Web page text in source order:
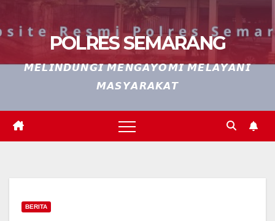
POLRES SEMARANG
𝙈𝙀𝙇𝙄𝙉𝘿𝙐𝙉𝙂𝙄 𝙈𝙀𝙉𝙂𝘼𝙔𝙊𝙈𝙄 𝙈𝙀𝙇𝘼𝙔𝘼𝙉𝙄
𝙈𝘼𝙎𝙔𝘼𝙍𝘼𝙆𝘼𝙏
BERITA